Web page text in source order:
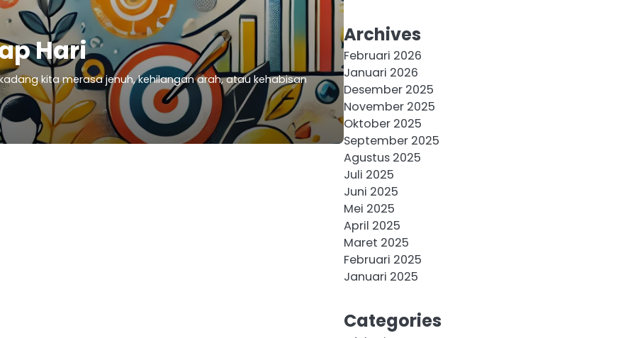
Hari
kita merasa jenuh, kehilangan arah, atau kehabisan
Archives
Februari 2026
Januari 2026
Desember 2025
November 2025
Oktober 2025
September 2025
Agustus 2025
Juli 2025
Juni 2025
Mei 2025
April 2025
Maret 2025
Februari 2025
Januari 2025
Categories